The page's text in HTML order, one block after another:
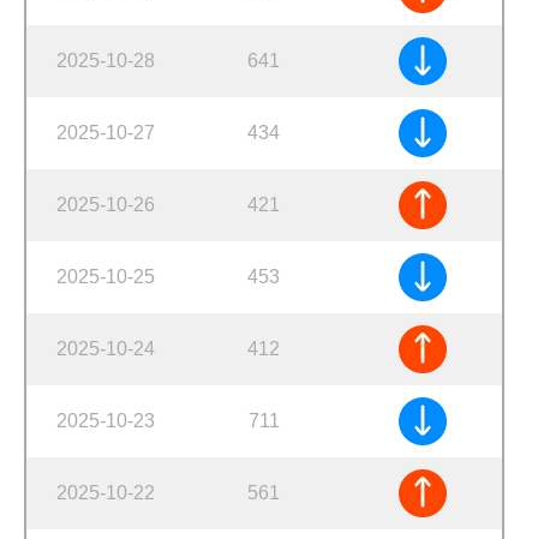
2025-10-28 641
2025-10-27 434
2025-10-26 421
2025-10-25 453
2025-10-24 412
2025-10-23 711
2025-10-22 561